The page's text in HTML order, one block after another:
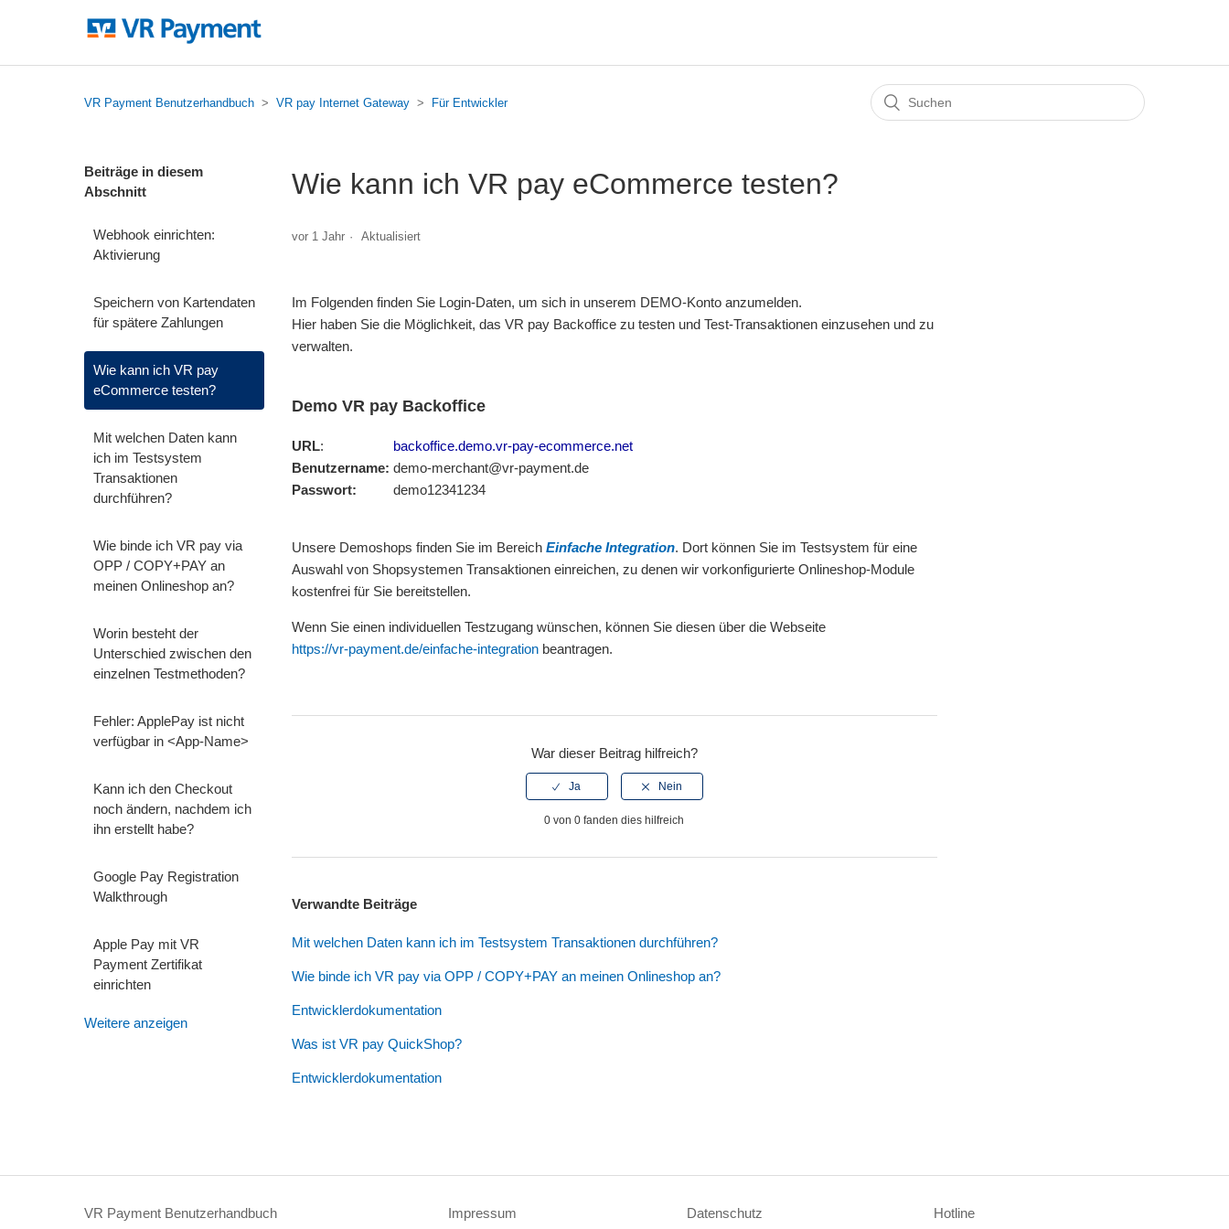
VR Payment Benutzerhandbuch VR pay Internet Gateway Für Entwickler
Beiträge in diesem
Abschnitt
Webhook einrichten:
Aktivierung
Speichern von Kartendaten
für spätere Zahlungen
Wie kann ich VR pay
eCommerce testen?
Mit welchen Daten kann
ich im Testsystem
Transaktionen
durchführen?
Wie binde ich VR pay via
OPP / COPY+PAY an
meinen Onlineshop an?
Worin besteht der
Unterschied zwischen den
einzelnen Testmethoden?
Fehler: ApplePay ist nicht
verfügbar in <App-Name>
Kann ich den Checkout
noch ändern, nachdem ich
ihn erstellt habe?
Google Pay Registration
Walkthrough
Apple Pay mit VR
Payment Zertifikat
einrichten
Weitere anzeigen
Wie kann ich VR pay eCommerce testen?
vor 1 Jahr Aktualisiert
Im Folgenden finden Sie Login-Daten, um sich in unserem DEMO-Konto anzumelden.
Hier haben Sie die Möglichkeit, das VR pay Backoffice zu testen und Test-Transaktionen einzusehen und zu
verwalten.
Demo VR pay Backoffice
URL:
backoffice.demo.vr-pay-ecommerce.net
Benutzername: demo-merchant@vr-payment.de
Passwort: demo12341234
Unsere Demoshops finden Sie im BereichEinfache Integration. Dort können Sie im Testsystem für eine
Auswahl von Shopsystemen Transaktionen einreichen, zu denen wir vorkonfigurierte Onlineshop-Module
kostenfrei für Sie bereitstellen.
Wenn Sie einen individuellen Testzugang wünschen, können Sie diesen über die Webseite
https://vr-payment.de/einfache-integration beantragen.
War dieser Beitrag hilfreich?
0 von 0 fanden dies hilfreich
Verwandte Beiträge
Mit welchen Daten kann ich im Testsystem Transaktionen durchführen?
Wie binde ich VR pay via OPP / COPY+PAY an meinen Onlineshop an?
Entwicklerdokumentation
Was ist VR pay QuickShop?
Entwicklerdokumentation
VR Payment Benutzerhandbuch Impressum Datenschutz Hotline